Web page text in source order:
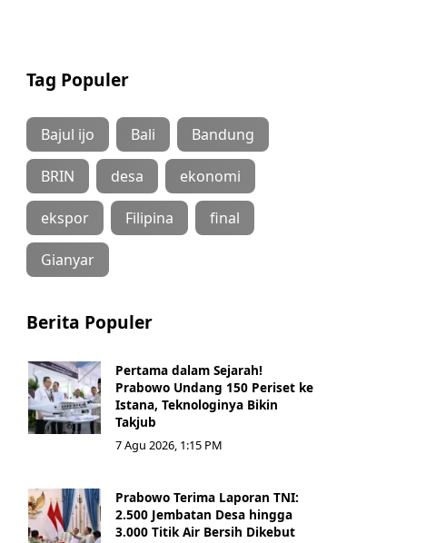
Tag Populer
Bajul ijo Bali Bandung
BRIN desa ekonomi
ekspor Filipina final
Gianyar
Berita Populer
Pertama dalam Sejarah!
Prabowo Undang 150 Periset ke
Istana, Teknologinya Bikin
Takjub
7 Agu 2026, 1:15 PM
Prabowo Terima Laporan TNI:
2.500 Jembatan Desa hingga
3.000 Titik Air Bersih Dikebut